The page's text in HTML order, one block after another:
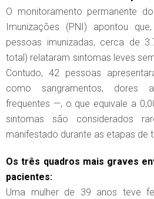
O monitoramento permanente
Imunizações (PNI) apontou
pessoas imunizadas, cerca de
total) relataram sintomas leves
Contudo, 42 pessoas
como sangramentos, dores
frequentes —, o que equivale a
sintomas são considerados
manifestado durante as etapas de
Os três quadros mais graves
pacientes:
Uma mulher de 39 anos teve